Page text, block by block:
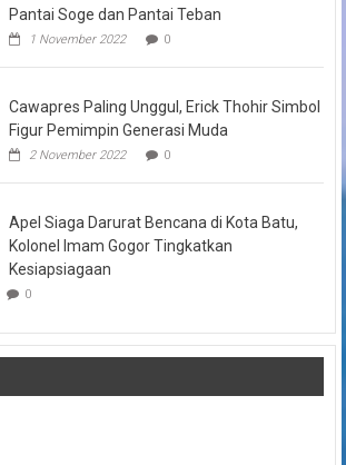
Pantai Soge dan Pantai Teban
1 November 2022 0
Cawapres Paling Unggul, Erick Thohir Simbol
Figur Pemimpin Generasi Muda
2 November 2022 0
Apel Siaga Darurat Bencana di Kota Batu,
Kolonel Imam Gogor Tingkatkan
Kesiapsiagaan
0